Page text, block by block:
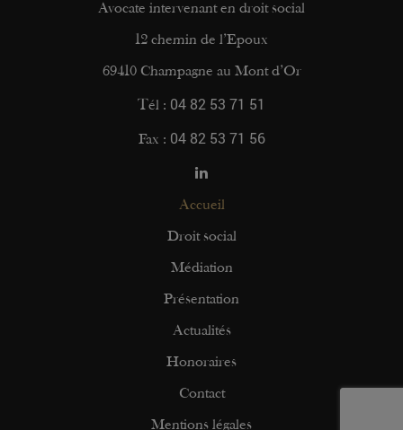
Avocate intervenant en droit social
12 chemin de l’Epoux
69410 Champagne au Mont d’Or
Tél : 04 82 53 71 51
Fax : 04 82 53 71 56
Accueil
Droit social
Médiation
Présentation
Actualités
Honoraires
Contact
Mentions légales